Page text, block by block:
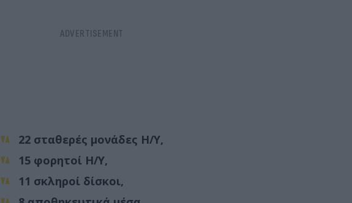
22 σταθερές μονάδες Η/Υ,
15 φορητοί Η/Υ,
11 σκληροί δίσκοι,